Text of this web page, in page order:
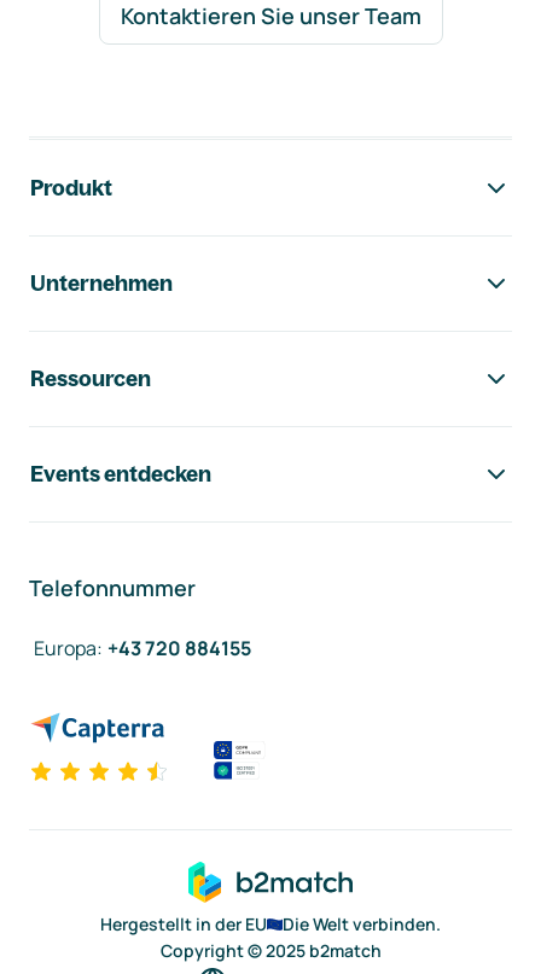
Kontaktieren Sie unser Team
Produkt
Unternehmen
Ressourcen
Events entdecken
Telefonnummer
Europa: +43 720 884155
Hergestellt in der EU
Die Welt verbinden.
Copyright © 2025 b2match